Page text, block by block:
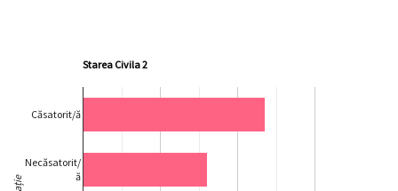
Starea Civila 2
Căsatorit/ă
Necăsatorit/
ă